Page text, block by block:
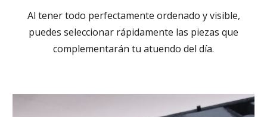
Al tener todo perfectamente ordenado y visible,
puedes seleccionar rápidamente las piezas que
complementarán tu atuendo del día.